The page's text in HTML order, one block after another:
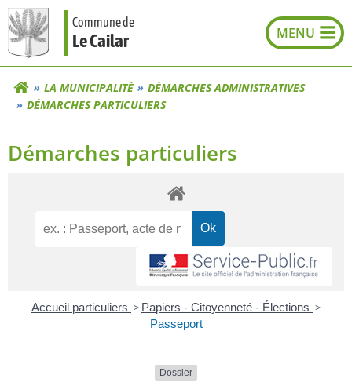
Aller
au
contenu
Commune de
Le Cailar
LA MUNICIPALITÉ
DÉMARCHES ADMINISTRATIVES
DÉMARCHES PARTICULIERS
Démarches particuliers
Accueil particuliers > Papiers - Citoyenneté - Élections >
Passeport
Dossier